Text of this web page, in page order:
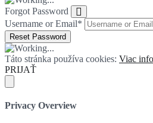
Forgot Password
Username or Email*
Táto stránka používa cookies: Viac
PRIJAŤ
Privacy Overview